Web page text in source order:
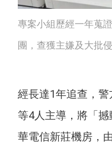
專案小組歷經一年蒐
團，查獲主嫌及大批
經長達1年追查，
等4人主導，將「
華電信新莊機房，